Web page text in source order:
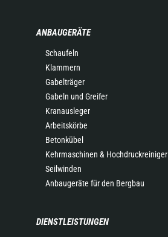
ANBAUGERÄTE
Schaufeln
Klammern
Gabelträger
Gabeln und Greifer
Kranausleger
Arbeitskörbe
Betonkübel
Kehrmaschinen & Hochdruckreiniger
Seilwinden
Anbaugeräte für den Bergbau
DIENSTLEISTUNGEN